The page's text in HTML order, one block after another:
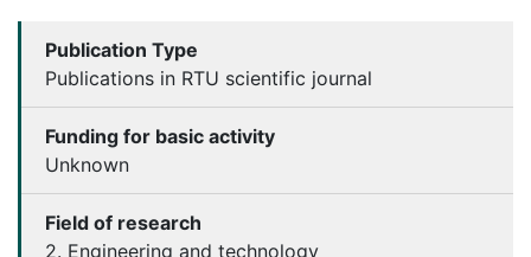
Publication Type
Publications in RTU scientific journal
Funding for basic activity
Unknown
Field of research
2. Engineering and technology